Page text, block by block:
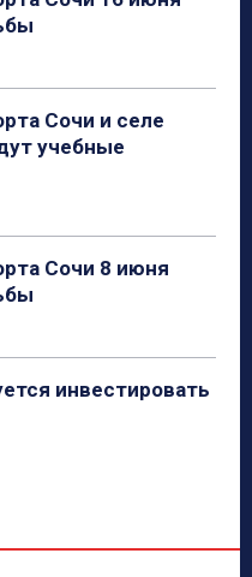
Сочи и селе
учебные
Сочи 8 июня
инвестировать